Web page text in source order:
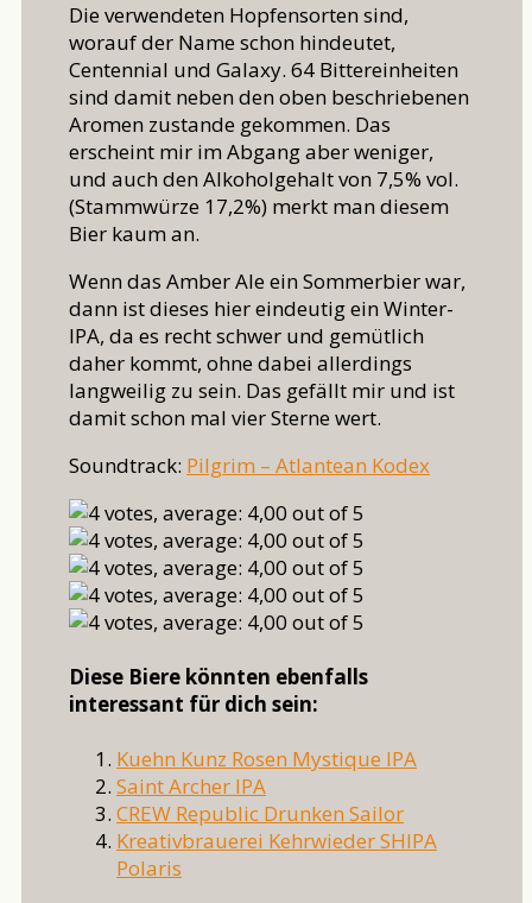
Die verwendeten Hopfensorten sind,
worauf der Name schon hindeutet,
Centennial und Galaxy. 64 Bittereinheiten
sind damit neben den oben beschriebenen
Aromen zustande gekommen. Das
erscheint mir im Abgang aber weniger,
und auch den Alkoholgehalt von 7,5% vol.
(Stammwürze 17,2%) merkt man diesem
Bier kaum an.
Wenn das Amber Ale ein Sommerbier war,
dann ist dieses hier eindeutig ein Winter-
IPA, da es recht schwer und gemütlich
daher kommt, ohne dabei allerdings
langweilig zu sein. Das gefällt mir und ist
damit schon mal vier Sterne wert.
Soundtrack: Pilgrim – Atlantean Kodex
Diese Biere könnten ebenfalls
interessant für dich sein:
Kuehn Kunz Rosen Mystique IPA
Saint Archer IPA
CREW Republic Drunken Sailor
Kreativbrauerei Kehrwieder SHIPA
Polaris